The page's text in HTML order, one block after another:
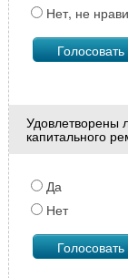
Нет, не
Удовлетворены
капитального
Да
Нет